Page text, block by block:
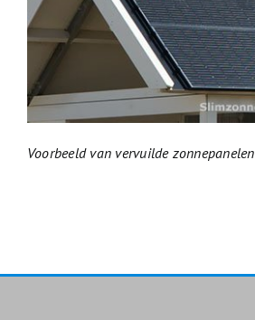
Voorbeeld van vervuilde zonnepanelen